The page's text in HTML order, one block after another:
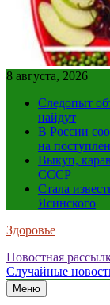
8 августа, 2026
Следопыт
найдут
В России
на
Выкуп,
СССР
Стала
Ясинского
Здоровье
Новостная
Случайные
Меню